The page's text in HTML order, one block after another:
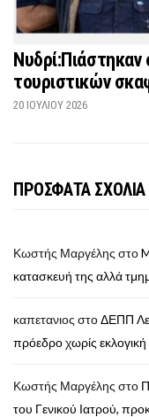
Νυδρί:Πιάστηκαν
τουριστικών
20 ΙΟΥΛΊΟΥ 2026
ΠΡΟΣΦΑΤΑ ΣΧΟΛΙΑ
Κωστής Μαργέλης στο
κατασκευή της αλλά
καπετανιος στοΔΕΠΠ
πρόεδρο χωρίς εκλογική
Κωστής Μαργέλης στο
του Γενικού Ιατρού,